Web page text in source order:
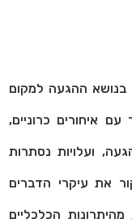
ההגעה למקום
איחורים כרוניים,
ועלויות נסתרות
את עיקרי הדברים
הכלכליים